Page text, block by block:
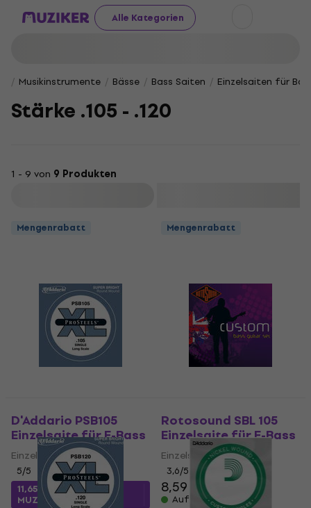
Alle Kategorien
Musikinstrumente Bässe Bass Saiten Einzelsaiten für
Stärke .105 - .120
1 - 9 von 9 Produkten
Mengenrabatt
D'Addario PSB105
Einzelsaite für E-Bass
Einzelsaite für E-Bass
5/5
11,65 €mit dem Code
MUZMUZ-5
Mengenrabatt
Rotosound SBL 105
Einzelsaite für E-Bass
Einzelsaite für E-Bass
3,6/5
8,59 €
Auf Lager